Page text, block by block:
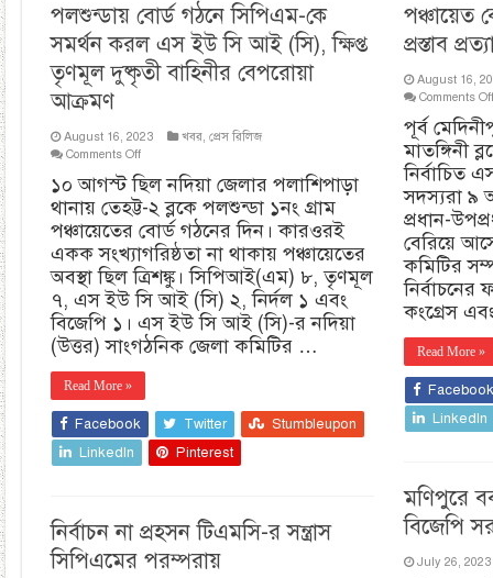
পলশুন্ডায় বোর্ড গঠনে সিপিএম-কে
সমর্থন করল এস ইউ সি আই (সি), ক্ষিপ্ত
তৃণমূল দুষ্কৃতী বাহিনীর বেপরোয়া
আক্রমণ
August 16, 2023 খবর ,প্রেস রিলিজ
Comments Offon
বোর্ড
গঠনে
সিপিএম-
কে
সমর্থন
করল
এস
ইউ
সি
আই
তৃণমূল
দুষ্কৃতী
বাহিনীর
বেপরোয়া
আক্রমণ
১০ আগস্ট ছিল নদিয়া জেলার পলাশিপাড়া
থানায় তেহট্ট-২ ব্লকে পলশুন্ডা ১নং গ্রাম
পঞ্চায়েতের বোর্ড গঠনের দিন। কারওরই
একক সংখ্যাগরিষ্ঠতা না থাকায় পঞ্চায়েতের
অবস্থা ছিল ত্রিশঙ্কু। সিপিআই(এম) ৮, তৃণমূল
৭, এস ইউ সি আই (সি) ২, নির্দল ১ এবং
বিজেপি ১। এস ইউ সি আই (সি)-র নদিয়া
(উত্তর) সাংগঠনিক জেলা কমিটির …
Read More »
Facebook Twitter
Stumbleupon
LinkedIn
Pinterest
পঞ্চায়েত
প্রস্তাব
August 16,
Comments
পূর্ব
মাতঙ্গিনী
নির্বাচিত
সদস্যরা ৯
প্রধান-
বেরিয়ে
কমিটির
কংগ্রেস
Read More »
LinkedIn
মণিপুরে
বিজেপি
July 26, 2023
নির্বাচন না প্রহসন টিএমসি-র সন্ত্রাস
সিপিএমের পরম্পরায়